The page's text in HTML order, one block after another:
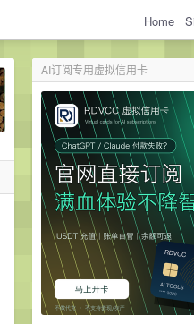
Home
AI订阅专用虚拟信用卡